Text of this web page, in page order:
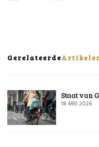
Gerelateerde
Staat van
18 MEI 2026